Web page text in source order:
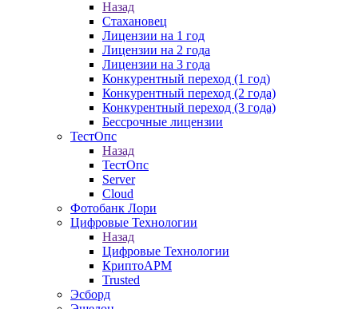
Назад
Стахановец
Лицензии на 1 год
Лицензии на 2 года
Лицензии на 3 года
Конкурентный переход (1 год)
Конкурентный переход (2 года)
Конкурентный переход (3 года)
Бессрочные лицензии
ТестОпс
Назад
ТестОпс
Server
Cloud
Фотобанк Лори
Цифровые Технологии
Назад
Цифровые Технологии
КриптоАРМ
Trusted
Эсборд